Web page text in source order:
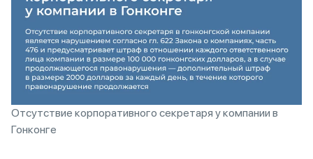
Отсутствие корпоративного секретаря у компании в
Гонконге